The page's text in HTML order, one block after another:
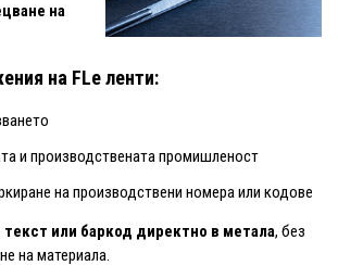
на
на FLe ленти:
и производствената промишленост
на производствени номера или кодове
текст или баркод директно в метала, без
на материала.